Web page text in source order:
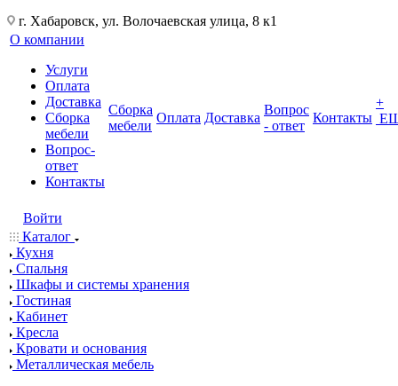
г. Хабаровск, ул. Волочаевская улица, 8 к1
О компании
Услуги
Оплата
Доставка
Сборка
мебели
Вопрос-
ответ
Контакты
Сборка
мебели
Оплата Доставка
Вопрос
- ответ
Контакты
+
Войти
Каталог
Кухня
Спальня
Шкафы и системы хранения
Гостиная
Кабинет
Кресла
Кровати и основания
Металлическая мебель